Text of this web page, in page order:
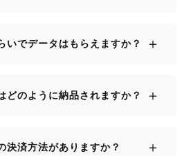
いでデータはもらえますか？ ＋
どのように納品されますか？ ＋
決済方法がありますか？ ＋